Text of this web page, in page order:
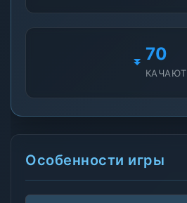
70
КАЧАЮТ
Особенности игры